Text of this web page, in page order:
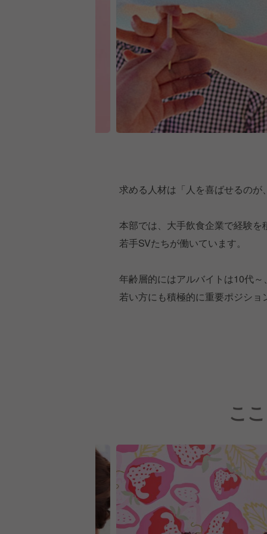
求める人材は「人を喜ばせるの
本部では、大手飲食企業で経験
若手SVたちが働いています。
年齢層的にはアルバイトは10代
若い方にも積極的に重要ポジショ
こ